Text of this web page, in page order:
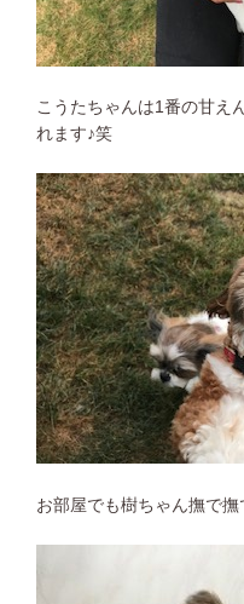
こうたちゃんは1番の甘え
れます♪笑
お部屋でも樹ちゃん撫で